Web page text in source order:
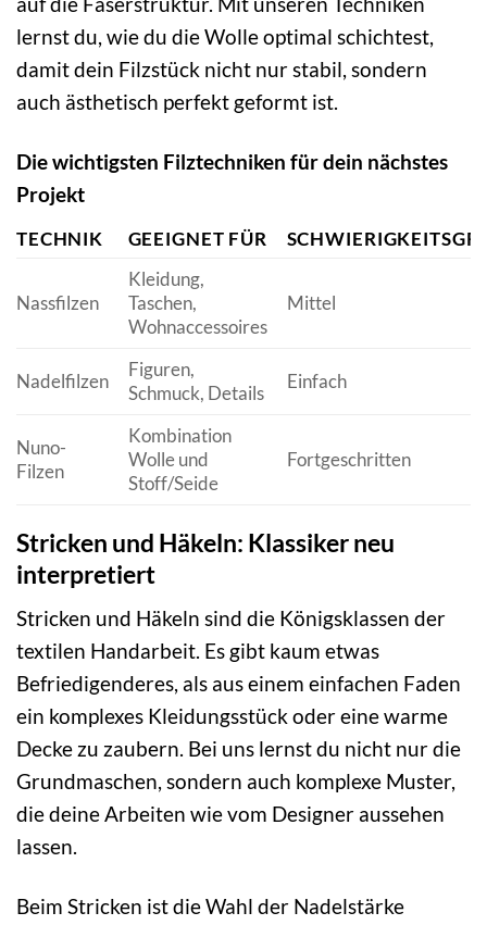
lernst du, wie du die Wolle optimal schichtest,
damit dein Filzstück nicht nur stabil, sondern
auch ästhetisch perfekt geformt ist.
Die wichtigsten Filztechniken für dein nächstes
Projekt
TECHNIK GEEIGNET FÜR
Nassfilzen
Kleidung,
Taschen,
Wohnaccessoires
Mittel
Nadelfilzen
Figuren,
Schmuck, Details
Einfach
Nuno-
Filzen
Kombination
Wolle und
Stoff/Seide
Fortgeschritten
Stricken und Häkeln: Klassiker neu
interpretiert
Stricken und Häkeln sind die Königsklassen der
textilen Handarbeit. Es gibt kaum etwas
Befriedigenderes, als aus einem einfachen Faden
ein komplexes Kleidungsstück oder eine warme
Decke zu zaubern. Bei uns lernst du nicht nur die
Grundmaschen, sondern auch komplexe Muster,
die deine Arbeiten wie vom Designer aussehen
lassen.
Beim Stricken ist die Wahl der Nadelstärke